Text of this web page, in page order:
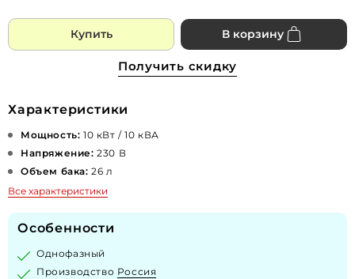
Купить В корзину
Получить скидку
Характеристики
Мощность: 10 кВт / 10 кВА
Напряжение: 230 В
Объем бака: 26 л
Все характеристики
Особенности
Однофазный
Производство Россия